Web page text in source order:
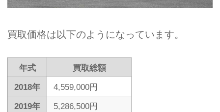
買取価格は以下のようになっています。
年式
買取総額
2018年
4,559,000円
2019年
5,286,500円